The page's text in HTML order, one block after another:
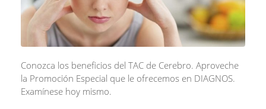
Conozca los beneficios del TAC de Cerebro. Aproveche
la Promoción Especial que le ofrecemos en DIAGNOS.
Examínese hoy mismo.